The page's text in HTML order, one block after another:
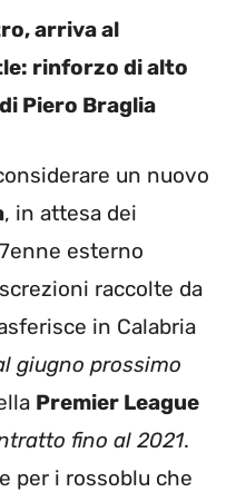
arriva al
rinforzo di alto
Piero Braglia
un nuovo
, in attesa dei
esterno
raccolte da
in Calabria
giugno prossimo
Premier League
fino al 2021.
per i rossoblu che